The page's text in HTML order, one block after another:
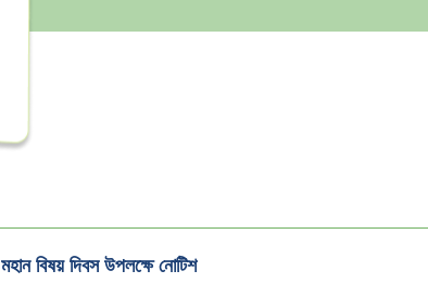
মহান বিষয় দিবস উপলক্ষে নোটিশ